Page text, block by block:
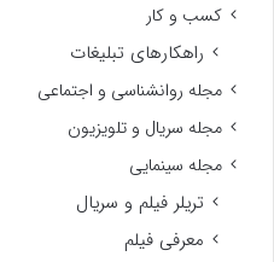
کسب و کار
راهکارهای تبلیغات
مجله روانشناسی و اجتماعی
مجله سریال و تلویزیون
مجله سینمایی
تریلر فیلم و سریال
معرفی فیلم